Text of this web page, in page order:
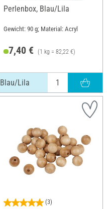
Perlenbox, Blau/Lila
Gewicht: 90 g; Material: Acryl
7,40 € (1 kg = 82,22 €)
Blau/Lila
(3)